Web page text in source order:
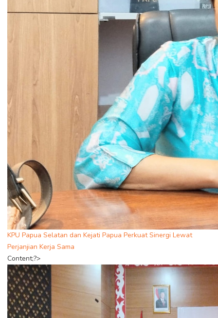
KPU Papua Selatan dan Kejati Papua Perkuat Sinergi Lewat
Perjanjian Kerja Sama
Content;?>